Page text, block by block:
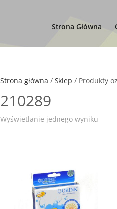
Strona Główna
Strona główna / Sklep / Produkty
210289
Wyświetlanie jednego wyniku